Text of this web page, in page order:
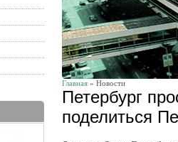
Главная » Новости
Петербург
поделиться